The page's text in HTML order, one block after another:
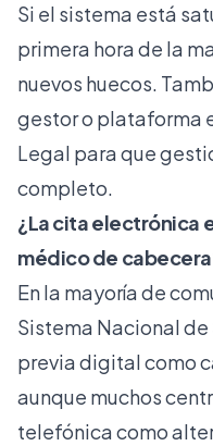
Si el sistema está
primera hora de la
nuevos huecos.
gestor o plataforma
Legal para que
completo.
¿La cita electrónica
médico de
En la mayoría de
Sistema Nacional
previa digital como
aunque muchos
telefónica como